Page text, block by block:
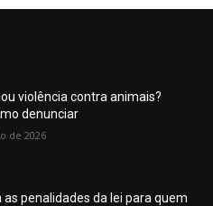
violência contra animais?
denunciar
de 2026
as penalidades da lei para quem